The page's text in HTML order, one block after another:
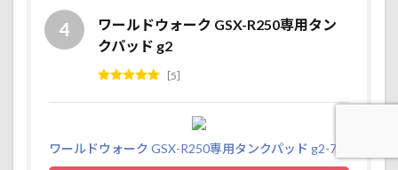
ワールドウォーク GSX-R250専用タン
クパッド g2
5
ワールドウォーク GSX-R250専用タンクパッド g2-7